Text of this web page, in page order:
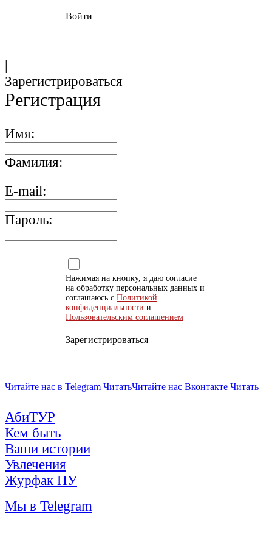
Войти
|
Зарегистрироваться
Регистрация
Имя:
Фамилия:
E-mail:
Пароль:
Нажимая на кнопку, я даю согласие
на обработку персональных данных и
соглашаюсь с Политикой
конфиденциальности и
Пользовательским соглашением
Зарегистрироваться
Читайте нас в Telegram ЧитатьЧитайте нас Вконтакте Читать
АбиТУР
Кем быть
Ваши истории
Увлечения
Журфак ПУ
Мы в Telegram